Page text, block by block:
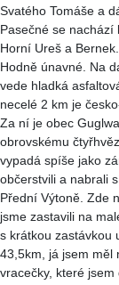
Svatého Tomáše a
Pasečné se
Horní Ureš a
Hodně únavné. Na
vede hladká
necelé 2 km je
Za ní je obec
obrovskému
vypadá spíše jako
občerstvili a nabrali
Přední Výtoně. Zde
jsme zastavili na
s krátkou zastávkou
43,5km, já jsem měl
vracečky, které jsem